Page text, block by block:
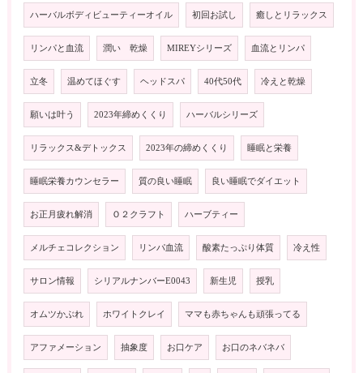
ハーバルボディビューティーオイル 初回お試し 癒しとリラックス
リンパと血流 潤い 乾燥 MIREYシリーズ 血流とリンパ
立冬 温めてほぐす ヘッドスパ 40代50代 冷えと乾燥
願いは叶う 2023年締めくくり ハーバルシリーズ
リラックス&デトックス 2023年の締めくくり 睡眠と栄養
睡眠栄養カウンセラー 質の良い睡眠 良い睡眠でダイエット
お正月疲れ解消 Ｏ２クラフト ハーブティー
メルチェコレクション リンパ血流 酸素たっぷり体質 冷え性
サロン情報 シリアルナンバーE0043 新生児 授乳
オムツかぶれ ホワイトクレイ ママも赤ちゃんも頑張ってる
アファメーション 抽象度 お口ケア お口のネバネバ